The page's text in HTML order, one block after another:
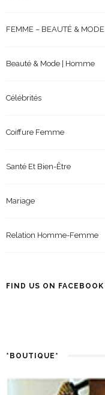
FEMME – BEAUTÉ & MODE
Beauté & Mode | Homme
Célébrités
Coiffure Femme
Santé Et Bien-Être
Mariage
Relation Homme-Femme
FIND US ON FACEBOOK
*BOUTIQUE*